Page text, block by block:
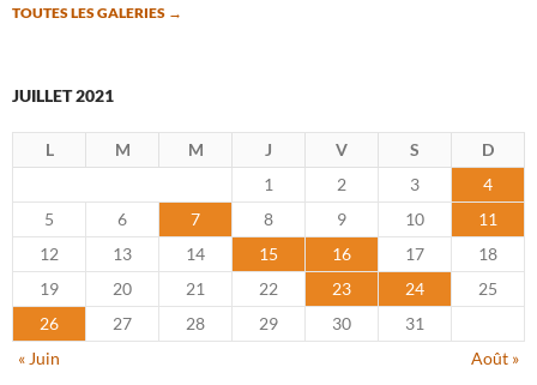
TOUTES LES GALERIES →
JUILLET 2021
L M M J V S
D
1
2 3
4
5
6 7 8 9 10
11
12
13 14 15 16 17
18
19
20 21 22 23 24
25
26
27 28 29 30
31
« Juin
Août »